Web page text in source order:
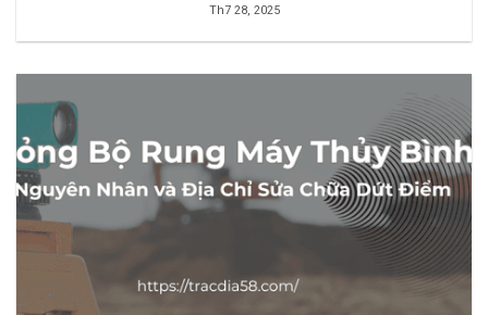
Th7 28, 2025